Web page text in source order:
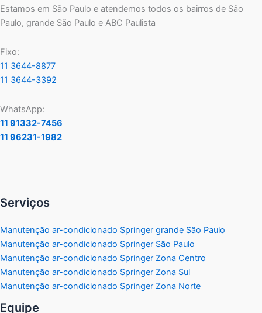
Estamos em São Paulo e atendemos todos os bairros de São
Paulo, grande São Paulo e ABC Paulista
Fixo:
11 3644-8877
11 3644-3392
WhatsApp:
11 91332-7456
11 96231-1982
Serviços
Manutenção ar-condicionado Springer grande São Paulo
Manutenção ar-condicionado Springer São Paulo
Manutenção ar-condicionado Springer Zona Centro
Manutenção ar-condicionado Springer Zona Sul
Manutenção ar-condicionado Springer Zona Norte
Equipe